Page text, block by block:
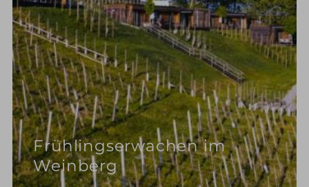
Frühlingserwachen im
Weinberg